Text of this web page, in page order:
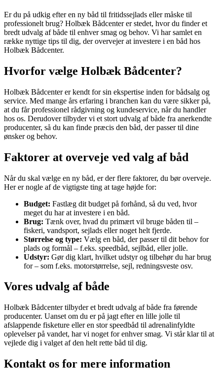
Er du på udkig efter en ny båd til fritidssejlads eller måske til
professionelt brug? Holbæk Bådcenter er stedet, hvor du finder et
bredt udvalg af både til enhver smag og behov. Vi har samlet en
række nyttige tips til dig, der overvejer at investere i en båd hos
Holbæk Bådcenter.
Hvorfor vælge Holbæk Bådcenter?
Holbæk Bådcenter er kendt for sin ekspertise inden for bådsalg og
service. Med mange års erfaring i branchen kan du være sikker på,
at du får professionel rådgivning og kundeservice, når du handler
hos os. Derudover tilbyder vi et stort udvalg af både fra anerkendte
producenter, så du kan finde præcis den båd, der passer til dine
ønsker og behov.
Faktorer at overveje ved valg af båd
Når du skal vælge en ny båd, er der flere faktorer, du bør overveje.
Her er nogle af de vigtigste ting at tage højde for:
Budget: Fastlæg dit budget på forhånd, så du ved, hvor
meget du har at investere i en båd.
Brug: Tænk over, hvad du primært vil bruge båden til –
fiskeri, vandsport, sejlads eller noget helt fjerde.
Størrelse og type: Vælg en båd, der passer til dit behov for
plads og formål – f.eks. speedbåd, sejlbåd, eller jolle.
Udstyr: Gør dig klart, hvilket udstyr og tilbehør du har brug
for – som f.eks. motorstørrelse, sejl, redningsveste osv.
Vores udvalg af både
Holbæk Bådcenter tilbyder et bredt udvalg af både fra førende
producenter. Uanset om du er på jagt efter en lille jolle til
afslappende fisketure eller en stor speedbåd til adrenalinfyldte
oplevelser på vandet, har vi noget for enhver smag. Vi står klar til at
vejlede dig i valget af den helt rette båd til dig.
Kontakt os for mere information